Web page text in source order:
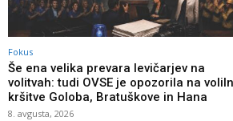
Fokus
Še ena velika prevara levičarjev na
volitvah: tudi OVSE je opozorila na
kršitve Goloba, Bratuškove in Hana
8. avgusta, 2026